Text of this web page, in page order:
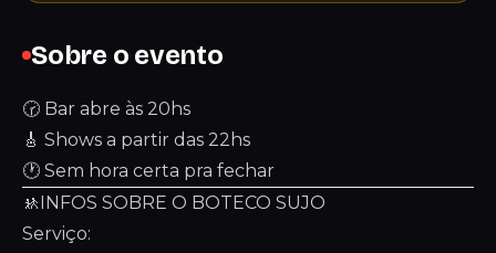
Sobre o evento
🕝 Bar abre às 20hs
🎸 Shows a partir das 22hs
🕐 Sem hora certa pra fechar
🚸INFOS SOBRE O BOTECO SUJO
Serviço: